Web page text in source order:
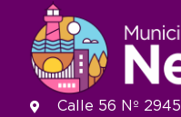
Calle 56 Nº 2945